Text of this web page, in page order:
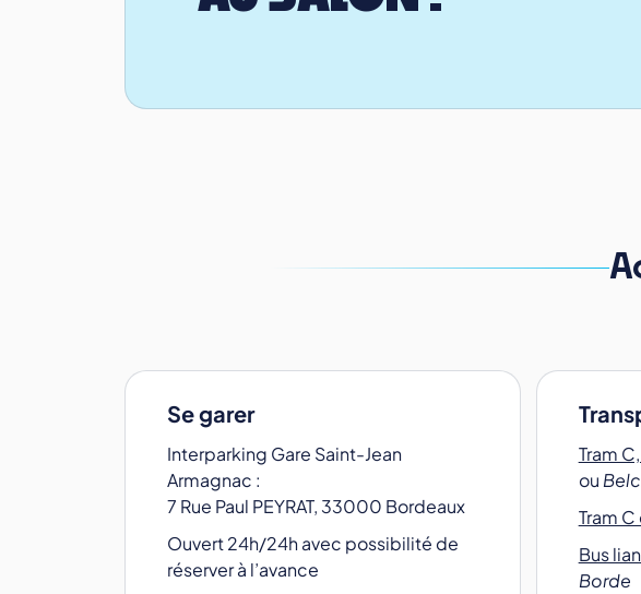
Se garer
Interparking Gare Saint-Jean
Armagnac :
7 Rue Paul PEYRAT, 33000 Bordeaux
Ouvert 24h/24h avec possibilité de
réserver à l’avance
Tram
ou
Tram C
Bus
Borde